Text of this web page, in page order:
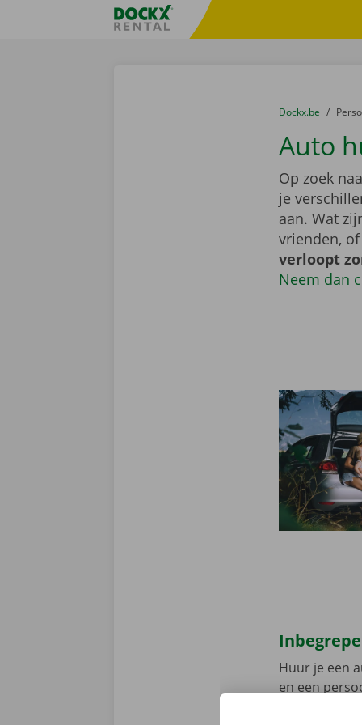
Taalselectie overslaanFratello DEMO
U bevindt zich
van
Dockx.be naar
Auto
Op zoek
je
aan. Wat
vrienden,
verloopt
Neem dan
Huur je een
en een